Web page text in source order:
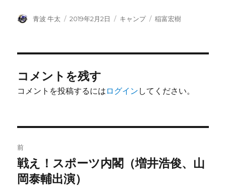
投
青波 牛太
投
2019年2月2日
カ
キャンプ
タ
稲富宏樹
コメントを残す
コメントを投稿するには ログイン してください。
稿
ナ
前
前
の
戦え！スポーツ内閣（増井浩俊、山
岡泰輔出演）